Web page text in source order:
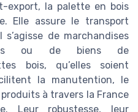
export, la palette en bois
Elle assure le transport
de marchandises
ou de biens de
bois, qu’elles soient
la manutention, le
à travers la France
Leur robustesse, leur